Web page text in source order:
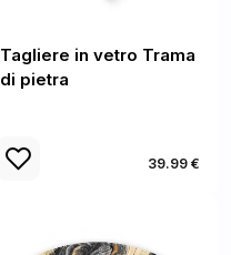
Tagliere in vetro Trama
di pietra
39.99 €